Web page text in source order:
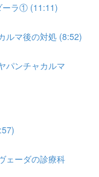
ーラ① (11:11)
ルマ後の対処 (8:52)
パンチャカルマ
ェーダの診療科